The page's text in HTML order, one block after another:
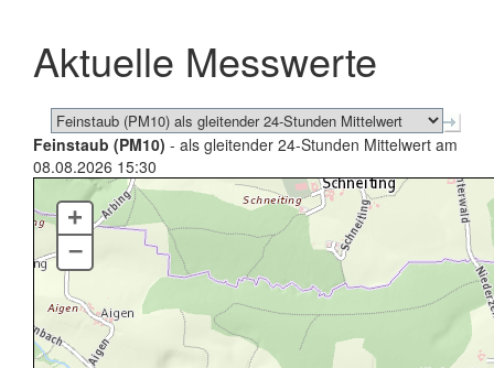
schließen
Aktuelle Messwerte
Feinstaub (PM10) - als gleitender 24-Stunden Mittelwert am
08.08.2026 15:30
+
–